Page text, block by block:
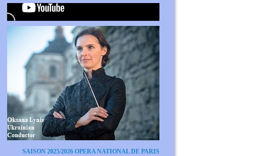
SAISON 2025/2026 OPERA NATIONAL DE PARIS